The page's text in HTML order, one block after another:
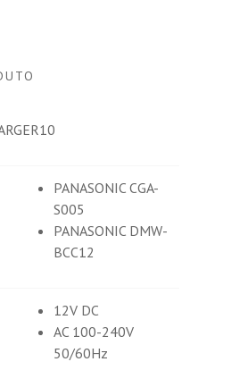
PANASONIC CGA-
S005
PANASONIC DMW-
BCC12
12V DC
AC 100-240V
50/60Hz